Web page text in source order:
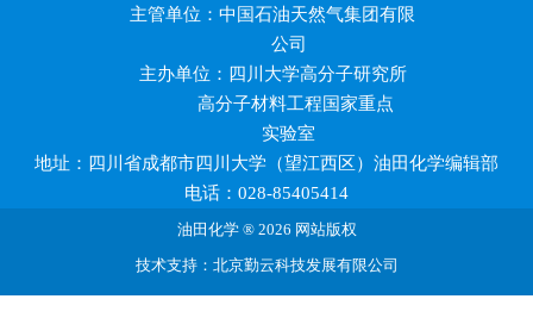
主管单位：中国石油天然气集团有限
公司
主办单位：四川大学高分子研究所
高分子材料工程国家重点
实验室
地址：四川省成都市四川大学（望江西区）油田化学编辑部
电话：028-85405414
油田化学 ® 2026 网站版权
技术支持：北京勤云科技发展有限公司